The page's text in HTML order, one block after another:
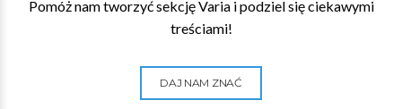
Pomóż nam tworzyć sekcję Varia i podziel się ciekawymi
treściami!
DAJ NAM ZNAĆ